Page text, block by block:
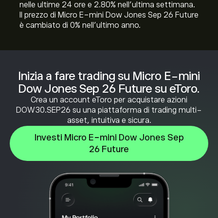
Inizia a fare trading su Micro E-mini
Dow Jones Sep 26 Future su eToro.
Crea un account eToro per acquistare azioni
DOW30.SEP26 su una piattaforma di trading multi-
asset, intuitiva e sicura.
Investi Micro E-mini Dow Jones Sep
26 Future
nelle ultime 24 ore e ‎2.80‎% nell'ultima settimana.
Il prezzo di Micro E-mini Dow Jones Sep 26 Future
è cambiato di ‎0‎% nell'ultimo anno.